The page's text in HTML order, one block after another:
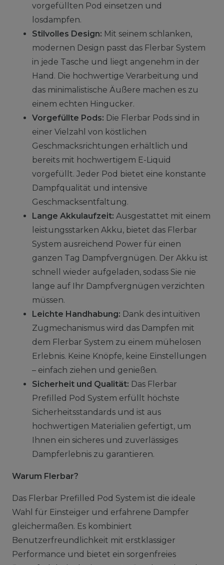
vorgefüllten Pod einsetzen und
losdampfen.
Stilvolles Design: Mit seinem schlanken,
modernen Design passt das Flerbar System
in jede Tasche und liegt angenehm in der
Hand. Die hochwertige Verarbeitung und
das minimalistische Äußere machen es zu
einem echten Hingucker.
Vorgefüllte Pods: Die Flerbar Pods sind in
einer Vielzahl von köstlichen
Geschmacksrichtungen erhältlich und
bereits mit hochwertigem E-Liquid
vorgefüllt. Jeder Pod bietet eine konstante
Dampfqualität und intensive
Geschmacksentfaltung.
Lange Akkulaufzeit: Ausgestattet mit einem
leistungsstarken Akku, bietet das Flerbar
System ausreichend Power für einen
ganzen Tag Dampfvergnügen. Der Akku ist
schnell wieder aufgeladen, sodass Sie nie
lange auf Ihr Dampfvergnügen verzichten
müssen.
Leichte Handhabung: Dank des intuitiven
Zugmechanismus wird das Dampfen mit
dem Flerbar System zu einem mühelosen
Erlebnis. Keine Knöpfe, keine Einstellungen
– einfach ziehen und genießen.
Sicherheit und Qualität: Das Flerbar
Prefilled Pod System erfüllt höchste
Sicherheitsstandards und ist aus
hochwertigen Materialien gefertigt, um
Ihnen ein sicheres und zuverlässiges
Dampferlebnis zu garantieren.
Warum Flerbar?
Das Flerbar Prefilled Pod System ist die ideale
Wahl für Einsteiger und erfahrene Dampfer
gleichermaßen. Es kombiniert
Benutzerfreundlichkeit mit erstklassiger
Performance und bietet ein sorgenfreies